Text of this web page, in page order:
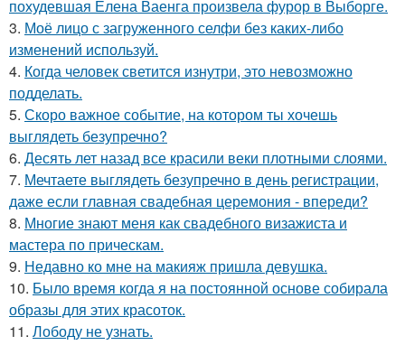
похудевшая Елена Ваенга произвела фурор в Выборге.
3. Моё лицо с загруженного селфи без каких-либо
изменений используй.
4. Когда человек светится изнутри, это невозможно
подделать.
5. Скоро важное событие, на котором ты хочешь
выглядеть безупречно?
6. Десять лет назад все красили веки плотными слоями.
7. Мечтаете выглядеть безупречно в день регистрации,
даже если главная свадебная церемония - впереди?
8. Многие знают меня как свадебного визажиста и
мастера по прическам.
9. Недавно ко мне на макияж пришла девушка.
10. Было время когда я на постоянной основе собирала
образы для этих красоток.
11. Лободу не узнать.